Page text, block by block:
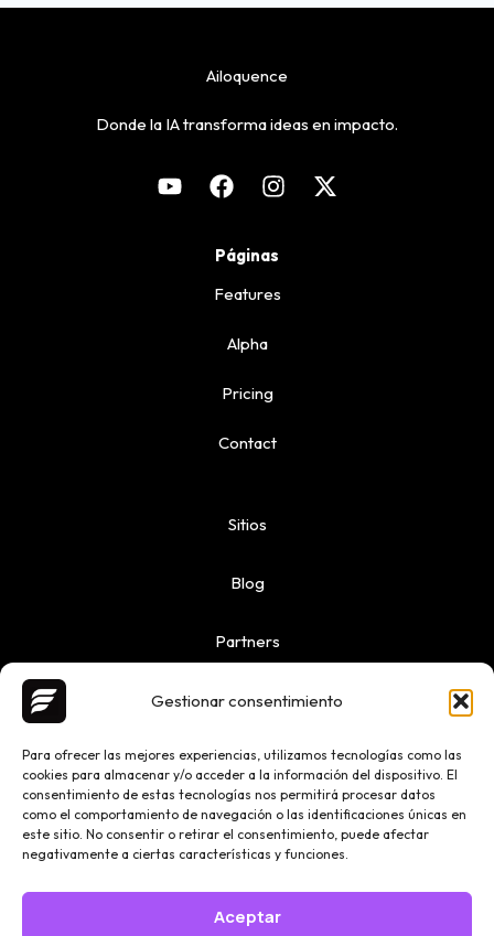
Gestionar consentimiento
Para ofrecer las mejores experiencias, utilizamos tecnologías como las
cookies para almacenar y/o acceder a la información del dispositivo. El
consentimiento de estas tecnologías nos permitirá procesar datos
como el comportamiento de navegación o las identificaciones únicas en
este sitio. No consentir o retirar el consentimiento, puede afectar
negativamente a ciertas características y funciones.
Aceptar
Ailoquence
Donde la IA transforma ideas en impacto.
Páginas
Features
Alpha
Pricing
Contact
Sitios
Blog
Partners
Copyright © 2026 Ailoquence | Powered by Ailoquence
Partners